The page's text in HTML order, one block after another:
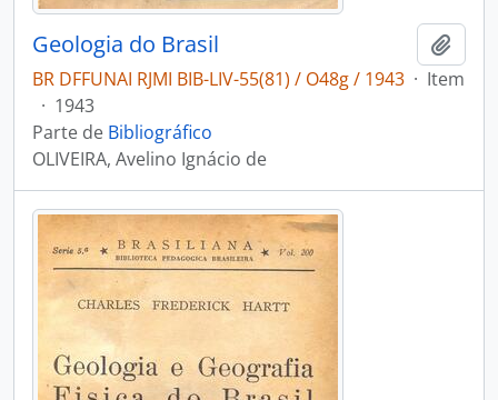
Geologia do Brasil
BR DFFUNAI RJMI BIB-LIV-55(81) / O48g / 1943 · Item
· 1943
Parte de Bibliográfico
OLIVEIRA, Avelino Ignácio de